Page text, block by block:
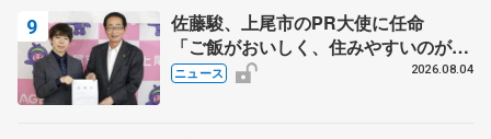
佐藤駿、上尾市のPR大使に任命
「ご飯がおいしく、住みやすいのが魅
力」
ニュース 2026.08.04